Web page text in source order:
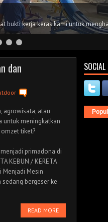
bukti kerja keras kami untuk
dan
agrowisata, atau
untuk meningkatkan
tiket?
primadona di
KEBUN / KERETA
Menjadi Mesin
sedang bergeser ke
READ MORE
SOCIAL